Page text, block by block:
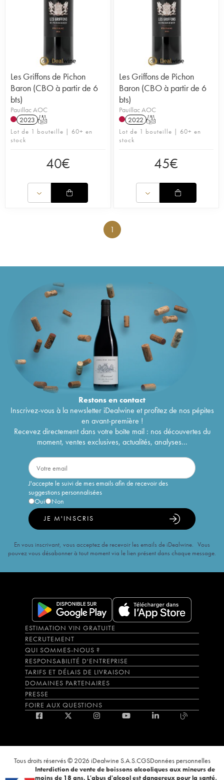
Les Griffons de Pichon
Baron (CBO à partir de 6
bts)
Pauillac AOC
2023 T
Lot de 1 bouteille | 60+ en
stock
40€
Les Griffons de Pichon
Baron (CBO à partir de 6
bts)
Pauillac AOC
2022 T
Lot de 1 bouteille | 60+ en
stock
45€
1
Restons encontact
Inscrivez-vous à la newsletter iDealwine et profitez de nos pépites
en avant-première !
Recevez directement dans votre boîte mail : nos découvertes du
moment, ventes exclusives, actualités, analyses...
J'accepte le suivi de mes emails afin de recevoir des
suggestions personnalisées
Oui
Non
JE M'INSCRIS
En vous inscrivant, vous acceptez de recevoir les emails de iDealwine. Vous
pouvez vous désabonner à tout moment via le lien présent dans chaque message.
ESTIMATION VIN GRATUITE
RECRUTEMENT
QUI SOMMES-NOUS ?
RESPONSABILITÉ D'ENTREPRISE
TARIFS ET DÉLAIS DE LIVRAISON
DOMAINES PARTENAIRES
PRESSE
FOIRE AUX QUESTIONS
Tous droits réservés © 2026 iDealwine S.A.S.CGSDonnées personnelles
Interdiction de vente de boissons alcooliques aux mineurs de
moins de 18 ans. L'abus d'alcool est dangereux pour la santé,